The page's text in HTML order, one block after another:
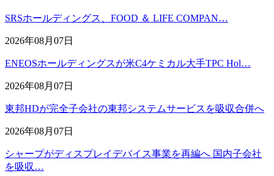
SRSホールディングス、FOOD ＆ LIFE COMPAN…
2026年08月07日
ENEOSホールディングスが米C4ケミカル大手TPC Hol…
2026年08月07日
東邦HDが完全子会社の東邦システムサービスを吸収合併へ
2026年08月07日
シャープがディスプレイデバイス事業を再編へ 国内子会社
を吸収…